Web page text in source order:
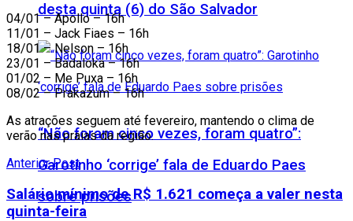
desta quinta (6) do São Salvador
“Não foram cinco vezes, foram quatro”:
Garotinho ‘corrige’ fala de Eduardo Paes
sobre prisões
04/01 – Apollo – 16h
11/01 – Jack Fiaes – 16h
18/01 – Nelson – 16h
23/01 – Badaloka – 16h
01/02 – Me Puxa – 16h
08/02 – Prakazum – 16h
As atrações seguem até fevereiro, mantendo o clima de
verão nas praias da região.
Anterior Post
Salário mínimo de R$ 1.621 começa a valer nesta
quinta-feira